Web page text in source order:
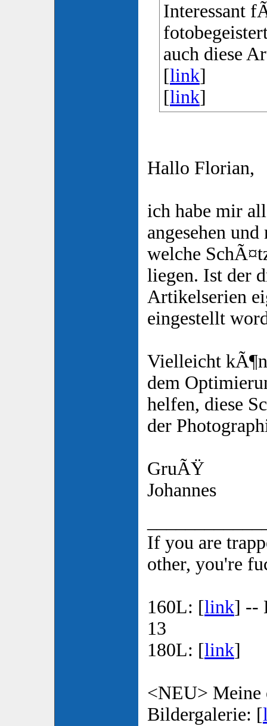
Interessant
auch diese
[link]
[link]
Hallo Florian,
ich habe mir
angesehen
welche
liegen. Ist der
Artikelserien
eingestellt
Vielleicht
dem
helfen, diese
der
GruÃŸ
Johannes
If you are
other, you're
160L: [link] --
13
180L: [link]
<NEU> Meine
Bildergalerie: [